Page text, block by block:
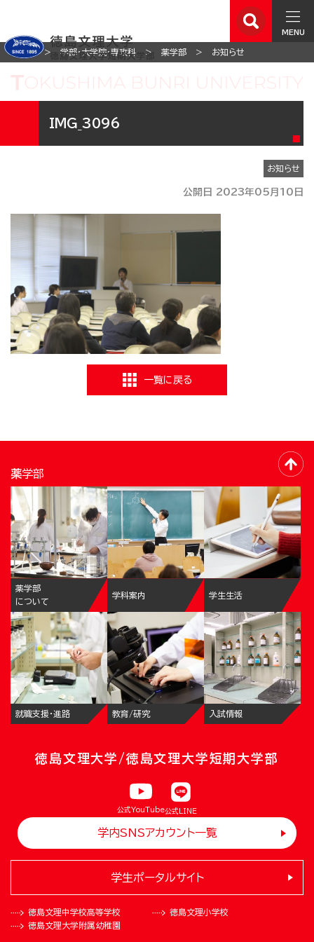
MENU
ホーム 学部・大学院・専攻科 薬学部 お知らせ
IMG_3096
お知らせ
公開日 2023年05月10日
一覧に戻る
薬学部
薬学部
について
学科案内 学生生活
就職支援・進路 教育/研究 入試情報
徳島文理大学/徳島文理大学短期大学部
公式YouTube公式LINE
学内SNSアカウント一覧
徳島文理中学校高等学校
徳島文理小学校
徳島文理大学附属幼稚園
学生ポータルサイト